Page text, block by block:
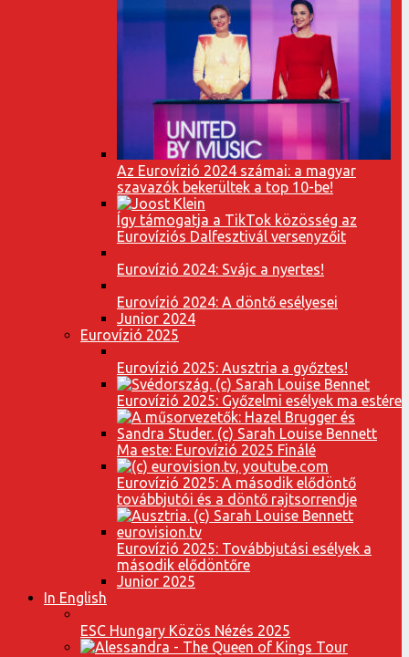
Az Eurovízió 2024 számai: a magyar
szavazók bekerültek a top 10-be!
Így támogatja a TikTok közösség az
Eurovíziós Dalfesztivál versenyzőit
Eurovízió 2024: Svájc a nyertes!
Eurovízió 2024: A döntő esélyesei
Junior 2024
Eurovízió 2025
Eurovízió 2025: Ausztria a győztes!
Eurovízió 2025: Győzelmi esélyek ma estére
Ma este: Eurovízió 2025 Finálé
Eurovízió 2025: A második elődöntő
továbbjutói és a döntő rajtsorrendje
Eurovízió 2025: Továbbjutási esélyek a
második elődöntőre
Junior 2025
In English
ESC Hungary Közös Nézés 2025